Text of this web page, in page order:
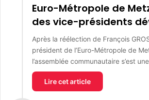
Euro-Métropole de
des vice-présidents
Après la réélection de François
président de l’Euro-Métropole de
l’assemblée communautaire s’est
Lire cet article